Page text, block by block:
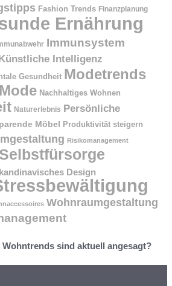
Fashion Trends Finanzplanung
Ernährung
Immunsystem
Intelligenz
Gesundheit Modetrends
Nachhaltiges Wohnen
Naturerlebnis Persönliche
Möbel Produktivität steigern
Risikomanagement
Selbstfürsorge
Design
Wohnraumgestaltung
Wohntrends sind aktuell angesagt?